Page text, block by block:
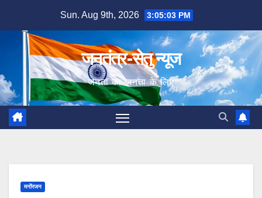
content
Sun. Aug 9th, 2026 3:05:04 PM
जनतंत्र-सेतु न्यूज
जनता का जनता के लिए
मनोंरजन